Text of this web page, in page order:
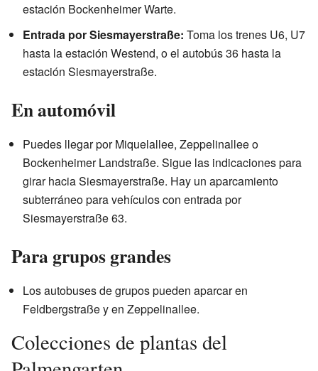
estación Bockenheimer Warte.
Entrada por Siesmayerstraße: Toma los trenes U6, U7
hasta la estación Westend, o el autobús 36 hasta la
estación Siesmayerstraße.
En automóvil
Puedes llegar por Miquelallee, Zeppelinallee o
Bockenheimer Landstraße. Sigue las indicaciones para
girar hacia Siesmayerstraße. Hay un aparcamiento
subterráneo para vehículos con entrada por
Siesmayerstraße 63.
Para grupos grandes
Los autobuses de grupos pueden aparcar en
Feldbergstraße y en Zeppelinallee.
Colecciones de plantas del